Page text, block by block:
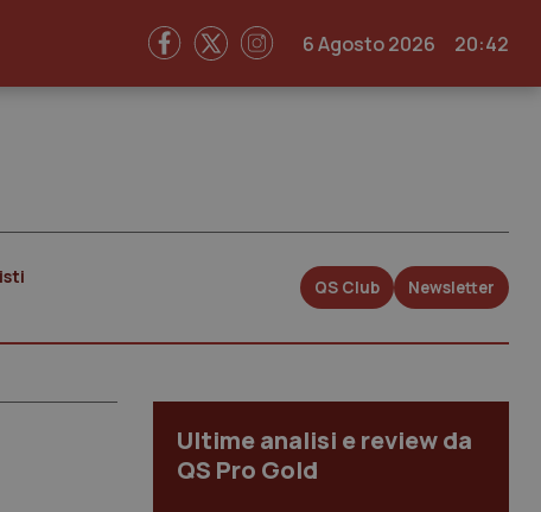
6 Agosto 2026 20:42
QS Club Newsletter
Ultime analisi e review da
QS Pro Gold